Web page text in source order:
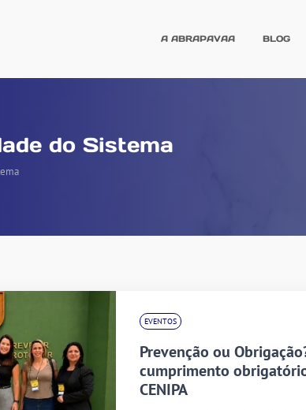
A ABRAPAVAA BLOG
do Sistema
EVENTOS
Prevenção ou
cumprimento
CENIPA